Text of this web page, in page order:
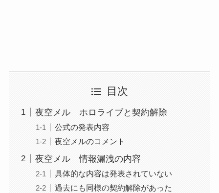
目次
夜空メル ホロライブと契約解除
公式の発表内容
夜空メルのコメント
夜空メル 情報漏洩の内容
具体的な内容は発表されていない
過去にも同様の契約解除があった